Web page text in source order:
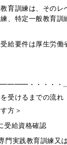
育訓練は、そのレ
、特定一般教育訓
給要件は厚生労働
・・・・・
受けるまでの流れ
方＞
受給資格確認
門実践教育訓練又